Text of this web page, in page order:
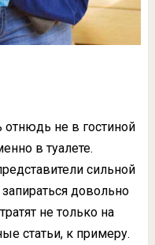
не в гостиной
в туалете.
сильной
довольно
не только на
статьи, к примеру.